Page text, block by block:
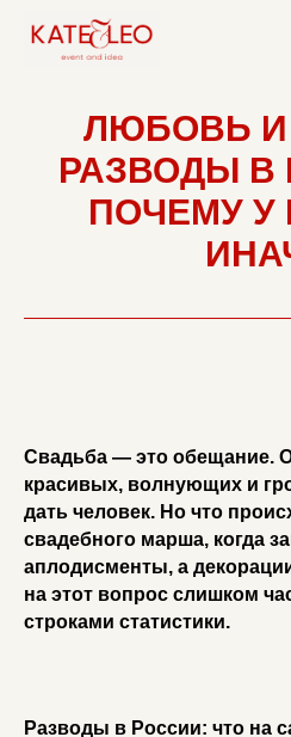
ЛЮБОВЬ
РАЗВОДЫ В
ПОЧЕМУ У
Свадьба — это обещание.
красивых, волнующих и
дать человек. Но что
свадебного марша, когда
аплодисменты, а
на этот вопрос слишком
строками статистики.
Разводы в России: что на